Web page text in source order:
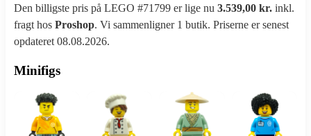
Den billigste pris på LEGO #71799 er lige nu 3.539,00 kr. inkl.
fragt hos Proshop. Vi sammenligner 1 butik. Priserne er senest
opdateret 08.08.2026.
Minifigs